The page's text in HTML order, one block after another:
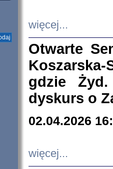
więcej...
Otwarte
Koszarska-
gdzie
dyskurs o
02.04.2026
więcej...